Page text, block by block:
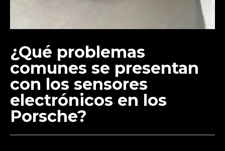
¿Qué problemas
comunes se presentan
con los sensores
electrónicos en los
Porsche?